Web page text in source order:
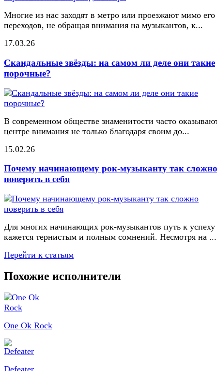
Многие из нас заходят в метро или проезжают мимо его
переходов, не обращая внимания на музыкантов, к...
17.03.26
Скандальные звёзды: на самом ли деле они такие
порочные?
В современном обществе знаменитости часто
центре внимания не только благодаря своим до...
15.02.26
Почему начинающему рок-музыканту так сложно
поверить в себя
Для многих начинающих рок-музыкантов путь к успеху
кажется тернистым и полным сомнений. Несмотря на ...
Перейти к статьям
Похожие исполнители
One Ok Rock
Defeater